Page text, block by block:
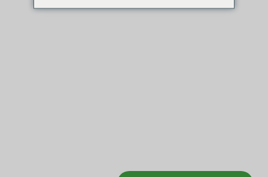
بالصناعات الفرعية: صناعة المياه المعبأة في زجاجات،